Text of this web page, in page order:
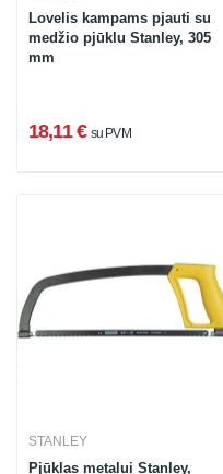
Lovelis kampams pjauti su
medžio pjūklu Stanley, 305
mm
18,11 € su PVM
STANLEY
Pjūklas metalui Stanley,